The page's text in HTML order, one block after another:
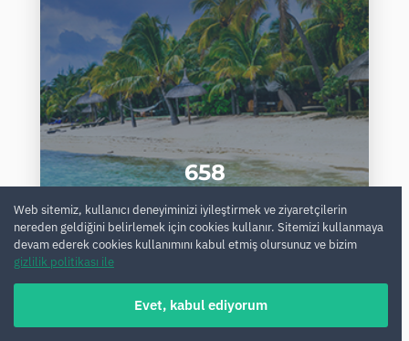
658
Meksika
Web sitemiz, kullanıcı deneyiminizi iyileştirmek ve ziyaretçilerin
nereden geldiğini belirlemek için cookies kullanır. Sitemizi kullanmaya
devam ederek cookies kullanımını kabul etmiş olursunuz ve bizim
gizlilik politikası ile
Evet, kabul ediyorum